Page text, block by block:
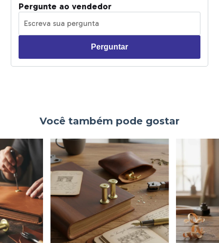
Pergunte ao vendedor
Perguntar
Você também pode gostar